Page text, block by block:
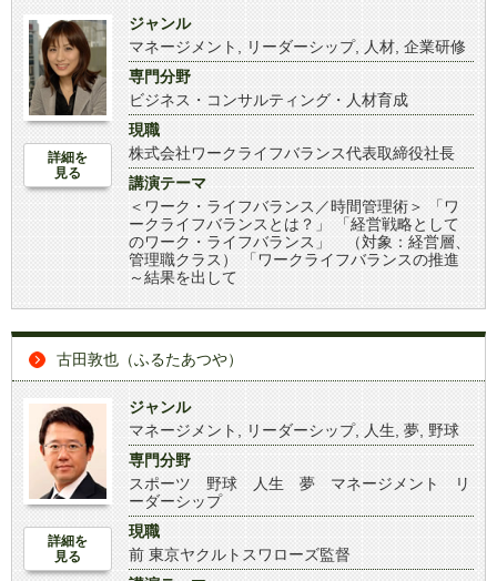
詳細を
見る
ジャンル
マネージメント
リーダーシップ, 人材 企業研修
専門分野
ビジネス・コンサルティング・人材育成
現職
株式会社ワークライフバランス代表取締役社長
講演テーマ
＜ワーク・ライフバランス／時間管理術＞ 「ワ
ークライフバランスとは？」 「経営戦略として
のワーク・ライフバランス」 （対象：経営層、
管理職クラス） 「ワークライフバランスの推進
～結果を出して
古田敦也（ふるたあつや）
詳細を
見る
ジャンル
マネージメント
リーダーシップ, 人生 夢 野球
専門分野
スポーツ 野球 人生 夢 マネージメント リ
ーダーシップ
現職
前 東京ヤクルトスワローズ監督